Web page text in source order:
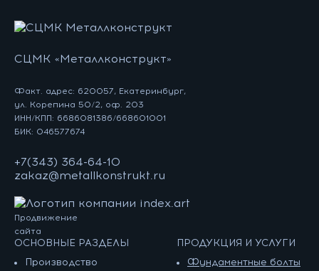
СЦМК «Металлконструкт»
Факт. адрес: 620057, Екатеринбург,
ул. Корепина 50/2, оф. 203
ИНН/КПП: 6686081386/668601001
БИК: 046577674
+7(343) 364-64-10
zakaz@metallkonstrukt.ru
Продвижение
сайта
ОСНОВНЫЕ РАЗДЕЛЫ
Производство
ПРОДУКЦИЯ И УСЛУГИ
Фундаментные болты